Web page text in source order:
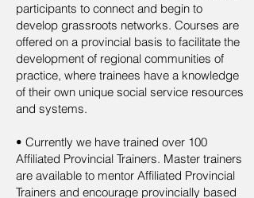
participants to connect and begin to
develop grassroots networks. Courses are
offered on a provincial basis to facilitate the
development of regional communities of
practice, where trainees have a knowledge
of their own unique social service resources
and systems.
• Currently we have trained over 100
Affiliated Provincial Trainers. Master trainers
are available to mentor Affiliated Provincial
Trainers and encourage provincially based